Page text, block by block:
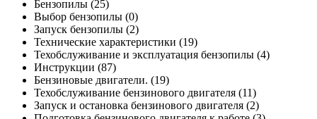
Бензопилы (25)
Выбор бензопилы (0)
Запуск бензопилы (2)
Технические характеристики (19)
Техобслуживание и эксплуатация бензопилы (4)
Инструкции (87)
Бензиновые двигатели. (19)
Техобслуживание бензинового двигателя (11)
Запуск и остановка бензинового двигателя (2)